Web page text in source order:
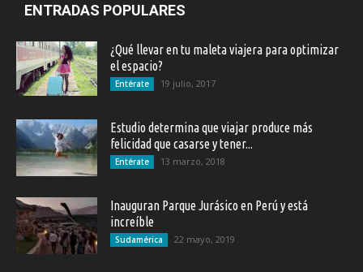
ENTRADAS POPULARES
¿Qué llevar en tu maleta viajera para optimizar
el espacio?
Entérate 19 julio, 2017
Estudio determina que viajar produce más
felicidad que casarse y tener...
Entérate 13 marzo, 2018
Inauguran Parque Jurásico en Perú y está
increíble
Sudamérica 22 mayo, 2019